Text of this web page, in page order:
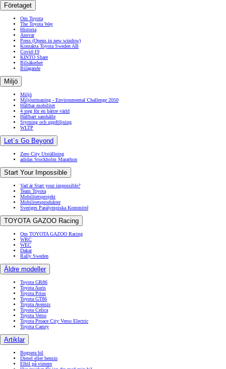
Företaget
Om Toyota
The Toyota Way
Historia
Ansvar
Press (Opens in new window)
Kontakta Toyota Sweden AB
Covid-19
KINTO Share
Bilsäkerhet
Bilägande
Miljö
Miljö
Miljöutmaning - Environmental Challenge 2050
Hållbar mobilitet
4 steg för en bättre värld
Hållbart samhälle
Styrning och uppföljning
WLTP
Let´s Go Beyond
Zero City Utställning
adidas Stockholm Marathon
Start Your Impossible
Vad är Start your impossible?
Team Toyota
Mobilitetsprojekt
Mobilitetsprodukter
Sveriges Paralympiska Kommitté
TOYOTA GAZOO Racing
Om TOYOTA GAZOO Racing
WRC
WEC
Dakar
Rally Sweden
Äldre modeller
Toyota GR86
Toyota Auris
Toyota Prius
Toyota GT86
Toyota Avensis
Toyota Celica
Toyota Verso
Toyota Proace City Verso Electric
Toyota Camry
Artiklar
Bogsera bil
Diesel eller bensin
Elbil på vintern